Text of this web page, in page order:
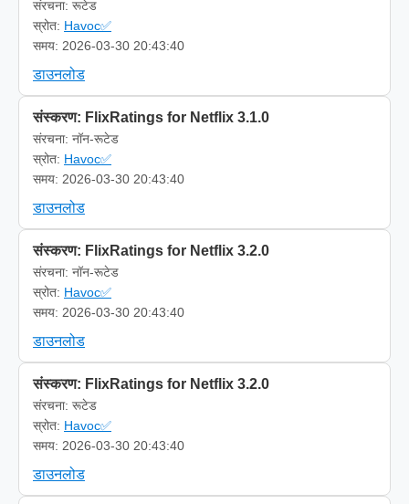
संरचना: रूटेड
स्रोत: Havoc✅
समय: 2026-03-30 20:43:40
डाउनलोड
संस्करण: FlixRatings for Netflix 3.1.0
संरचना: नॉन-रूटेड
स्रोत: Havoc✅
समय: 2026-03-30 20:43:40
डाउनलोड
संस्करण: FlixRatings for Netflix 3.2.0
संरचना: नॉन-रूटेड
स्रोत: Havoc✅
समय: 2026-03-30 20:43:40
डाउनलोड
संस्करण: FlixRatings for Netflix 3.2.0
संरचना: रूटेड
स्रोत: Havoc✅
समय: 2026-03-30 20:43:40
डाउनलोड